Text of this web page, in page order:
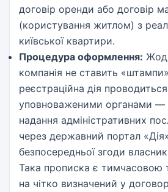
договір оренди або договір
(користування житлом) з
київської квартири.
Процедура оформлення:
компанія не ставить
реєстраційна дія
уповноваженими органами —
надання адміністративних
через державний портал
безпосередньої згоди
Така прописка є тимчасовою
на чітко визначений у